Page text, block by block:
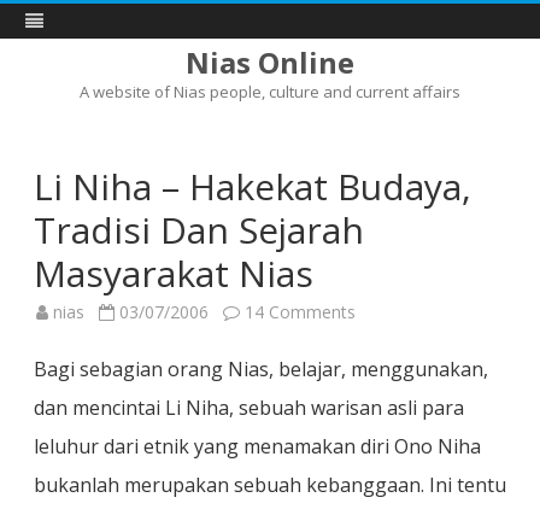
Nias Online
A website of Nias people, culture and current affairs
Li Niha – Hakekat Budaya,
Tradisi Dan Sejarah
Masyarakat Nias
nias 03/07/2006 14 Comments
–
Hakekat
Budaya,
Tradisi
Sejarah
Nias
Bagi sebagian orang Nias, belajar, menggunakan,
dan mencintai Li Niha, sebuah warisan asli para
leluhur dari etnik yang menamakan diri Ono Niha
bukanlah merupakan sebuah kebanggaan. Ini tentu